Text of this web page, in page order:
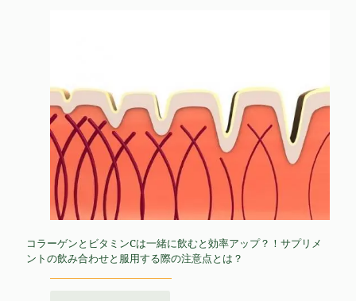
コラーゲンとビタミンCは一緒に飲むと効率アップ？！サプリメ
ントの飲み合わせと服用する際の注意点とは？